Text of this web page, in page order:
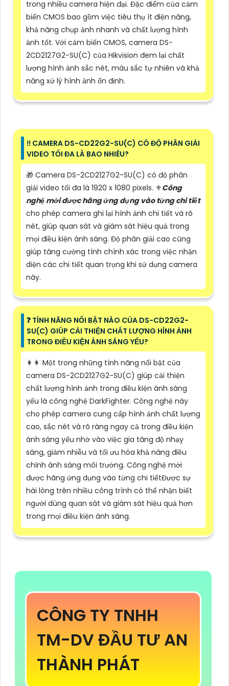
trong nhiều camera hiện đại. Đặc điểm của cảm
biến CMOS bao gồm việc tiêu thụ ít điện năng,
khả năng chụp ảnh nhanh và chất lượng hình
ảnh tốt. Với cảm biến CMOS, camera DS-
2CD2127G2-SU(C) của Hikvision đem lại chất
lượng hình ảnh sắc nét, màu sắc tự nhiên và khả
năng xử lý hình ảnh ổn định.
‼️ CAMERA DS-CD22G2-SU(C) CÓ ĐỘ PHÂN GIẢI
VIDEO TỐI ĐA LÀ BAO NHIÊU?
🎁 Camera DS-2CD2127G2-SU(C) có độ phân
giải video tối đa là 1920 x 1080 pixels. ⚜️Công
nghệ mới được hãng ứng dụng vào từng chi tiết
cho phép camera ghi lại hình ảnh chi tiết và rõ
nét, giúp quan sát và giám sát hiệu quả trong
mọi điều kiện ánh sáng. Độ phân giải cao cũng
giúp tăng cường tính chính xác trong việc nhận
diện các chi tiết quan trọng khi sử dụng camera
này.
️❓ TÍNH NĂNG NỔI BẬT NÀO CỦA DS-CD22G2-
SU(C) GIÚP CẢI THIỆN CHẤT LƯỢNG HÌNH ẢNH
TRONG ĐIỀU KIỆN ÁNH SÁNG YẾU?
️👩‍👩 Một trong những tính năng nổi bật của
camera DS-2CD2127G2-SU(C) giúp cải thiện
chất lượng hình ảnh trong điều kiện ánh sáng
yếu là công nghệ DarkFighter. Công nghệ này
cho phép camera cung cấp hình ảnh chất lượng
cao, sắc nét và rõ ràng ngay cả trong điều kiện
ánh sáng yếu nhờ vào việc gia tăng độ nhạy
sáng, giảm nhiễu và tối ưu hóa khả năng điều
chỉnh ánh sáng môi trường. Công nghệ mới
được hãng ứng dụng vào từng chi tiếtĐược sự
hài lòng trên nhiều công trình có thể nhận biết
người dùng quan sát và giám sát hiệu quả hơn
trong mọi điều kiện ánh sáng.
CÔNG TY TNHH
TM-DV ĐẦU TƯ AN
THÀNH PHÁT